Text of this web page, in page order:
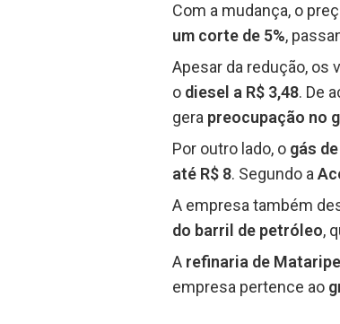
Com a mudança, o
um corte de 5%,
Apesar da redução, os
o diesel a R$ 3,48. De
gera preocupação no
Por outro lado, o gás
até R$ 8. Segundo a
A empresa também
do barril de petróleo,
A refinaria de
empresa pertence ao